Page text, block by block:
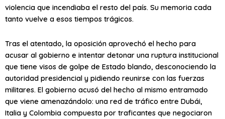
violencia que incendiaba el resto del país. Su memoria cada
tanto vuelve a esos tiempos trágicos.
Tras el atentado, la oposición aprovechó el hecho para
acusar al gobierno e intentar detonar una ruptura institucional
que tiene visos de golpe de Estado blando, desconociendo la
autoridad presidencial y pidiendo reunirse con las fuerzas
militares. El gobierno acusó del hecho al mismo entramado
que viene amenazándolo: una red de tráfico entre Dubái,
Italia y Colombia compuesta por traficantes que negociaron